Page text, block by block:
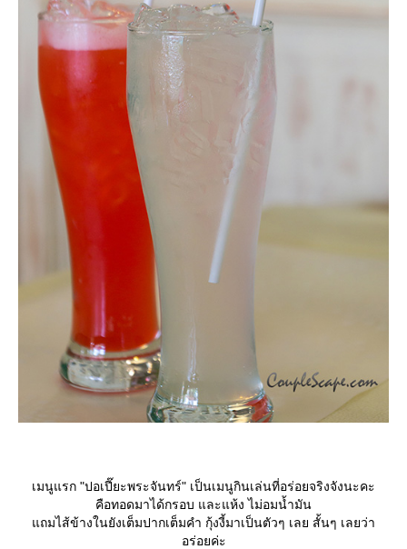
เมนูแรก "ปอเปี๊ยะพระจันทร์" เป็นเมนูกินเล่นที่อร่อยจริงจังนะคะ
คือทอดมาได้กรอบ และแห้ง ไม่อมน้ำมัน
ถมไส้ข้างในยังเต็มปากเต็มคำ กุ้งงี้มาเป็นตัวๆ เลย สั้นๆ เลยว่า
อร่อยค่ะ